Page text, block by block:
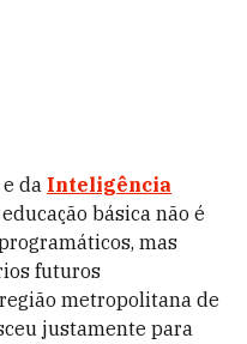
da Inteligência
básica não é
mas
futuros
metropolitana de
justamente para